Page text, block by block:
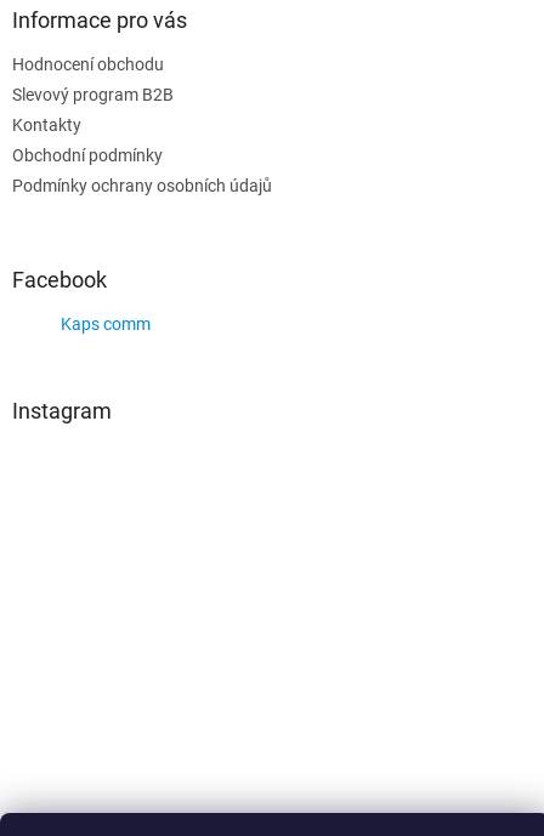
Informace pro vás
Hodnocení obchodu
Slevový program B2B
Kontakty
Obchodní podmínky
Podmínky ochrany osobních údajů
Facebook
Kaps comm
Instagram